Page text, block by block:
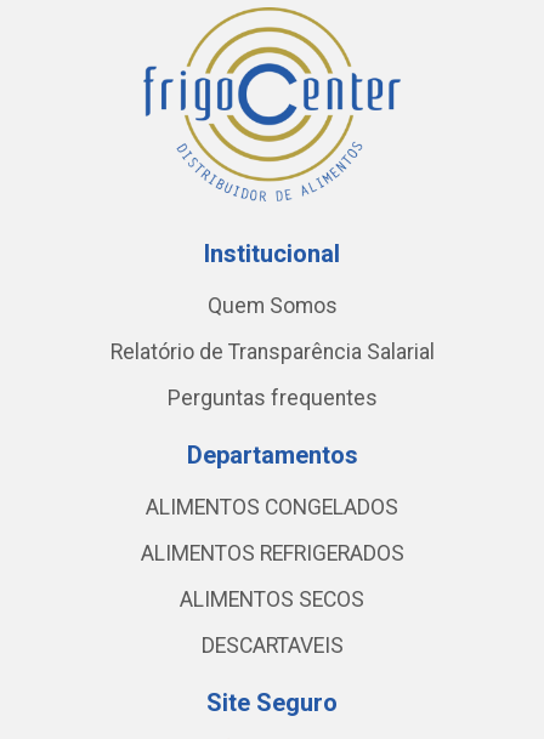
Institucional
Quem Somos
Relatório de Transparência Salarial
Perguntas frequentes
Departamentos
ALIMENTOS CONGELADOS
ALIMENTOS REFRIGERADOS
ALIMENTOS SECOS
DESCARTAVEIS
Site Seguro